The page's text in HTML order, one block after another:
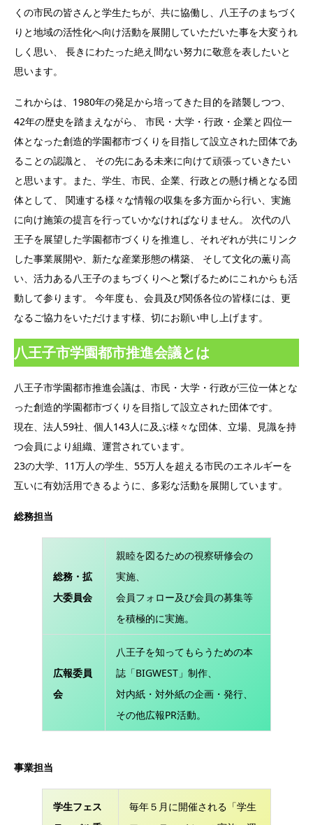
くの市民の皆さんと学生たちが、共に協働し、八王子のまちづく
りと地域の活性化へ向け活動を展開していただいた事を大変うれ
しく思い、 長きにわたった絶え間ない努力に敬意を表したいと
思います。
これからは、1980年の発足から培ってきた目的を踏襲しつつ、
42年の歴史を踏まえながら、 市民・大学・行政・企業と四位一
体となった創造的学園都市づくりを目指して設立された団体であ
ることの認識と、 その先にある未来に向けて頑張っていきたい
と思います。また、学生、市民、企業、行政との懸け橋となる団
体として、 関連する様々な情報の収集を多方面から行い、実施
に向け施策の提言を行っていかなければなりません。 次代の八
王子を展望した学園都市づくりを推進し、それぞれが共にリンク
した事業展開や、新たな産業形態の構築、 そして文化の薫り高
い、活力ある八王子のまちづくりへと繋げるためにこれからも活
動して参ります。 今年度も、会員及び関係各位の皆様には、更
なるご協力をいただけます様、切にお願い申し上げます。
八王子市学園都市推進会議とは
八王子市学園都市推進会議は、市民・大学・行政が三位一体とな
った創造的学園都市づくりを目指して設立された団体です。
現在、法人59社、個人143人に及ぶ様々な団体、立場、見識を持
つ会員により組織、運営されています。
23の大学、11万人の学生、55万人を超える市民のエネルギーを
互いに有効活用できるように、多彩な活動を展開しています。
総務担当
総務・拡
大委員会
親睦を図るための視察研修会の
実施、
会員フォロー及び会員の募集等
を積極的に実施。
広報委員
会
八王子を知ってもらうための本
誌「BIGWEST」制作、
対内紙・対外紙の企画・発行、
その他広報PR活動。
事業担当
学生フェス
毎年５月に開催される「学生